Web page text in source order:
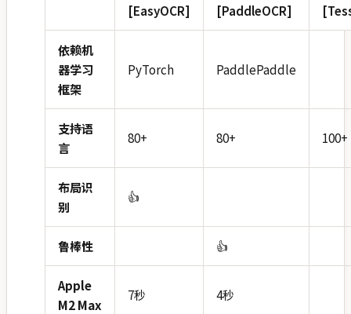
[EasyOCR]
[PaddleOCR]
依赖机
器学习
框架
PyTorch PaddlePaddle
支持语
言
80+ 80+ 100+
布局识
别
👍
鲁棒性 👍
Apple
M2 Max
7秒 4秒